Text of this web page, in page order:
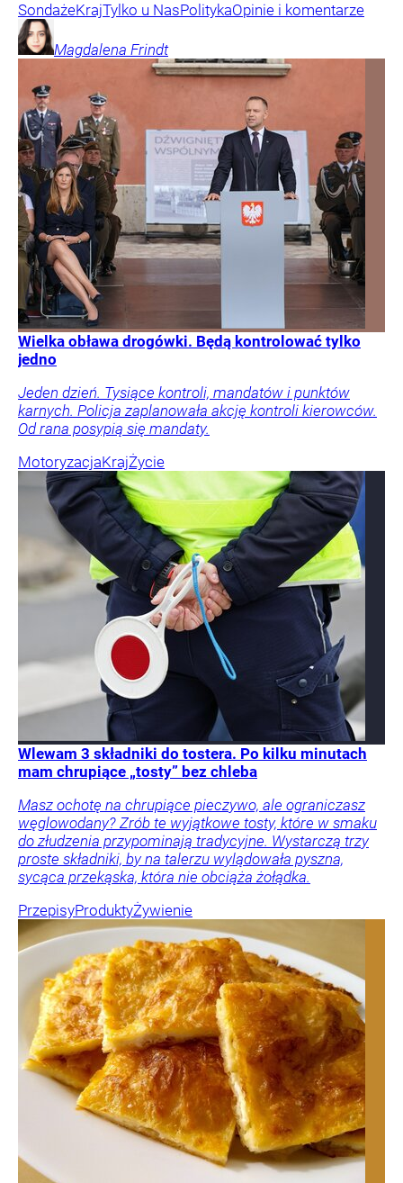
SondażeKrajTylko u NasPolitykaOpinie i komentarze
Magdalena Frindt
Wielka obława drogówki. Będą kontrolować tylko
jedno
Jeden dzień. Tysiące kontroli, mandatów i punktów
karnych. Policja zaplanowała akcję kontroli kierowców.
Od rana posypią się mandaty.
MotoryzacjaKrajŻycie
Wlewam 3 składniki do tostera. Po kilku minutach
mam chrupiące „tosty” bez chleba
Masz ochotę na chrupiące pieczywo, ale ograniczasz
węglowodany? Zrób te wyjątkowe tosty, które w smaku
do złudzenia przypominają tradycyjne. Wystarczą trzy
proste składniki, by na talerzu wylądowała pyszna,
sycąca przekąska, która nie obciąża żołądka.
PrzepisyProduktyŻywienie